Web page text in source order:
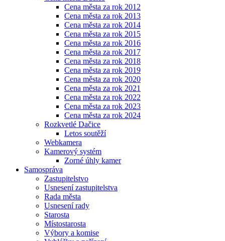
Cena města za rok 2012
Cena města za rok 2013
Cena města za rok 2014
Cena města za rok 2015
Cena města za rok 2016
Cena města za rok 2017
Cena města za rok 2018
Cena města za rok 2019
Cena města za rok 2020
Cena města za rok 2021
Cena města za rok 2022
Cena města za rok 2023
Cena města za rok 2024
Rozkvetlé Dačice
Letos soutěží
Webkamera
Kamerový systém
Zorné úhly kamer
Samospráva
Zastupitelstvo
Usnesení zastupitelstva
Rada města
Usnesení rady
Starosta
Místostarosta
Výbory a komise